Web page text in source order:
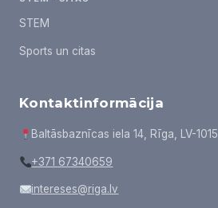
STEM
Sports un citas
Kontaktinformācija
Baltāsbaznīcas iela 14, Rīga, LV-1015
+371 67340659
intereses@riga.lv